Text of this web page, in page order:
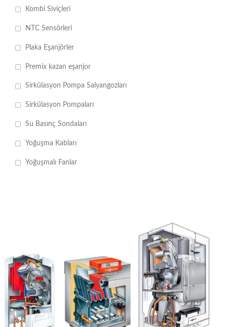
Kombi Siviçleri
NTC Sensörleri
Plaka Eşanjörler
Premix kazan eşanjor
Sirkülasyon Pompa Salyangozları
Sirkülasyon Pompaları
Su Basınç Sondaları
Yoğuşma Kabları
Yoğuşmalı Fanlar